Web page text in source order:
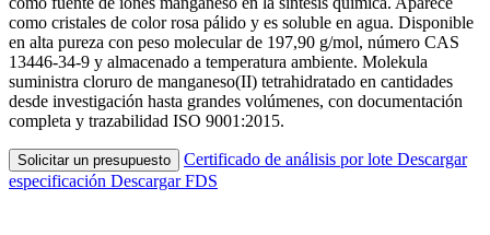
como cristales de color rosa pálido y es soluble en agua. Disponible
en alta pureza con peso molecular de 197,90 g/mol, número CAS
13446-34-9 y almacenado a temperatura ambiente. Molekula
suministra cloruro de manganeso(II) tetrahidratado en cantidades
desde investigación hasta grandes volúmenes, con documentación
completa y trazabilidad ISO 9001:2015.
Solicitar un presupuesto Certificado de análisis por lote Descargar
especificación Descargar FDS